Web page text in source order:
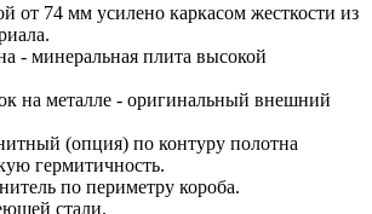
от 74 мм усилено каркасом жесткости из
- минеральная плита высокой
на металле - оригинальный внешний
(опция) по контуру полотна
гермитичность.
по периметру короба.
стали.